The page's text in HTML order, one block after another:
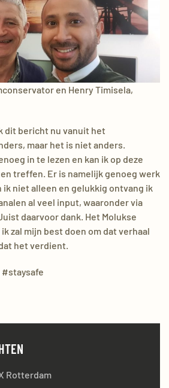
en Henry Timisela,
dit bericht nu vanuit het
maar het is niet anders.
in te lezen en kan ik op deze
treffen. Er is namelijk genoeg werk
ik niet alleen en gelukkig ontvang ik
al veel input, waaronder via
daarvoor dank. Het Molukse
zal mijn best doen om dat verhaal
het verdient.
#staysafe
Rotterdam